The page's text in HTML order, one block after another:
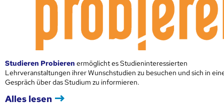
Studieren Probieren ermöglicht es Studieninteressierten
Lehrveranstaltungen ihrer Wunschstudien zu besuchen und sich in
Gespräch über das Studium zu informieren.
Alles lesen